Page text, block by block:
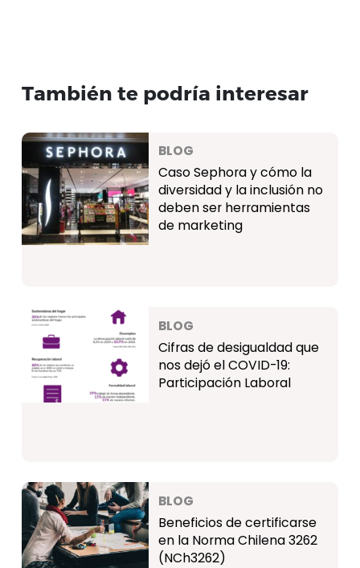
También te podría interesar
BLOG
Caso Sephora y cómo la
diversidad y la inclusión no
deben ser herramientas
de marketing
BLOG
Cifras de desigualdad que
nos dejó el COVID-19:
Participación Laboral
BLOG
Beneficios de certificarse
en la Norma Chilena 3262
(NCh3262)